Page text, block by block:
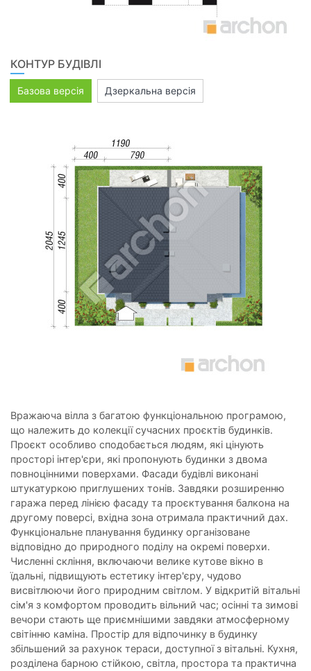
КОНТУР БУДІВЛІ
Базова версія Дзеркальна версія
Вражаюча вілла з багатою функціональною програмою,
що належить до колекції сучасних проєктів будинків.
Проєкт особливо сподобається людям, які цінують
просторі інтер'єри, які пропонують будинки з двома
повноцінними поверхами. Фасади будівлі виконані
штукатуркою приглушених тонів. Завдяки розширенню
гаража перед лінією фасаду та проєктування балкона на
другому поверсі, вхідна зона отримала практичний дах.
Функціональне планування будинку організоване
відповідно до природного поділу на окремі поверхи.
Численні скління, включаючи велике кутове вікно в
їдальні, підвищують естетику інтер'єру, чудово
висвітлюючи його природним світлом. У відкритій вітальні
сім'я з комфортом проводить вільний час; осінні та зимові
вечори стають ще приємнішими завдяки атмосферному
світінню каміна. Простір для відпочинку в будинку
збільшений за рахунок тераси, доступної з вітальні. Кухня,
розділена барною стійкою, світла, простора та практична